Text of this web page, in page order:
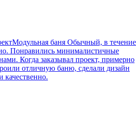
баня Обычный, в течение
Понравились минималистичные
Когда заказывал проект, примерно
отличную баню, сделали дизайн
качественно.